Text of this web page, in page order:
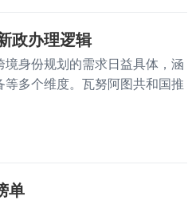
政办理逻辑
身份规划的需求日益具体，涵
多个维度。瓦努阿图共和国推
单